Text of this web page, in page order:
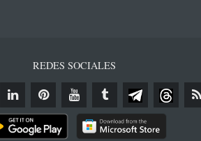
REDES SOCIALES